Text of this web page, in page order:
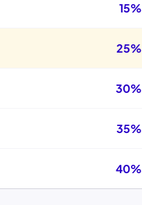
15%
25%
30%
35%
40%